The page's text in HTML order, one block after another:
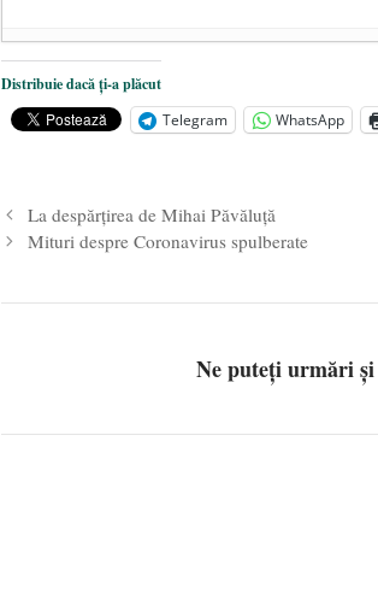
De ce propaganda LGBT nu-și are
Anarhia din SUA e opera stângii
Pe zi ce trece mă conving că mass
Distribuie dacă ți-a plăcut
Telegram
WhatsApp
La despărțirea de Mihai Păvăluță
Mituri despre Coronavirus spulberate
Ne puteți urmări și